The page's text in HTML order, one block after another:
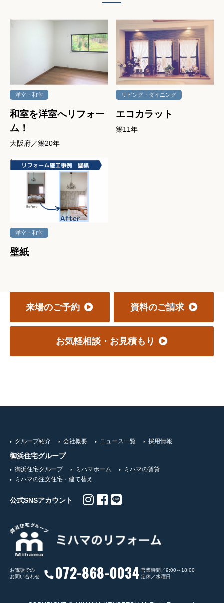
洋室・和室
和室を洋室へリフォー
ム！
大阪府／築20年
リビング・ダイニング
エコカラット
築11年
洋室・和室
壁紙
来場のご予約
お気軽相談・お見積もり
資料のご請求
グループ紹介 会社概要 ニュース一覧 採用情報
御浜住宅グループ
御浜住宅グループ ミハマホーム
ミハマの賃貸
ミハマの注文住宅・建て替え
公式SNSアカウント
お電話での
お問い合わせ
072-868-0034 営業時間／9:00～18:00
定休／水曜日